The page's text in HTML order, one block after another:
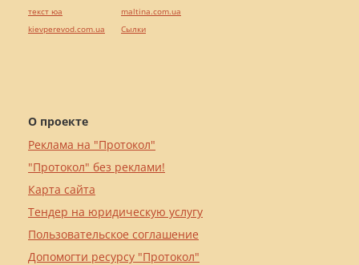
О проекте
Реклама на "Протокол"
"Протокол" без реклами!
Карта сайта
Тендер на юридическую услугу
Пользовательское соглашение
Допомогти ресурсу "Протокол"
текст юа
kievperevod.com.ua
maltina.com.ua
Cылки